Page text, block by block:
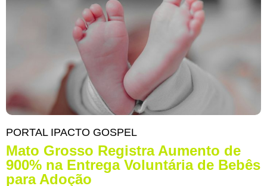
PORTAL IPACTO GOSPEL
Mato Grosso Registra Aumento de
900% na Entrega Voluntária de Bebês
para Adoção